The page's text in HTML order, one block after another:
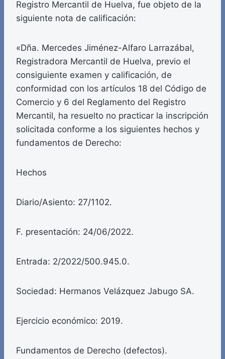
Registro Mercantil de Huelva, fue objeto de la
siguiente nota de calificación:
«Dña. Mercedes Jiménez-Alfaro Larrazábal,
Registradora Mercantil de Huelva, previo el
consiguiente examen y calificación, de
conformidad con los artículos 18 del Código de
Comercio y 6 del Reglamento del Registro
Mercantil, ha resuelto no practicar la inscripción
solicitada conforme a los siguientes hechos y
fundamentos de Derecho:
Hechos
Diario/Asiento: 27/1102.
F. presentación: 24/06/2022.
Entrada: 2/2022/500.945.0.
Sociedad: Hermanos Velázquez Jabugo SA.
Ejercicio económico: 2019.
Fundamentos de Derecho (defectos).